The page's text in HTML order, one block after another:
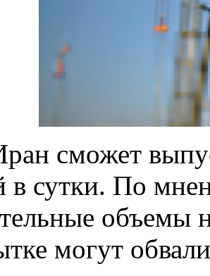
сможет
в сутки. По
объемы
могут